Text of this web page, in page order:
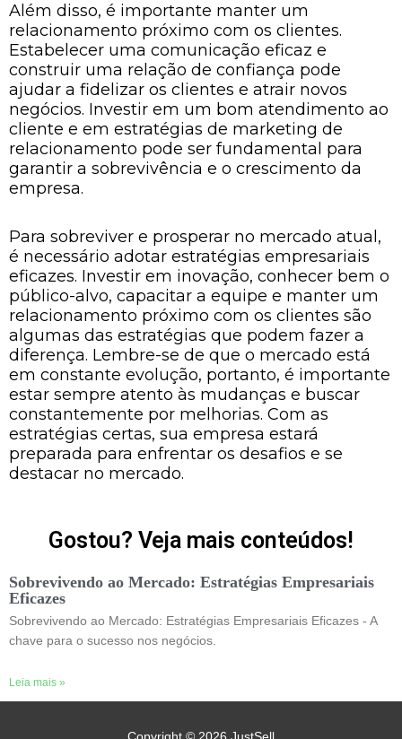
Além disso, é importante manter um
relacionamento próximo com os clientes.
Estabelecer uma comunicação eficaz e
construir uma relação de confiança pode
ajudar a fidelizar os clientes e atrair novos
negócios. Investir em um bom atendimento ao
cliente e em estratégias de marketing de
relacionamento pode ser fundamental para
garantir a sobrevivência e o crescimento da
empresa.
Para sobreviver e prosperar no mercado atual,
é necessário adotar estratégias empresariais
eficazes. Investir em inovação, conhecer bem o
público-alvo, capacitar a equipe e manter um
relacionamento próximo com os clientes são
algumas das estratégias que podem fazer a
diferença. Lembre-se de que o mercado está
em constante evolução, portanto, é importante
estar sempre atento às mudanças e buscar
constantemente por melhorias. Com as
estratégias certas, sua empresa estará
preparada para enfrentar os desafios e se
destacar no mercado.
Gostou? Veja mais conteúdos!
Sobrevivendo ao Mercado: Estratégias Empresariais
Eficazes
Sobrevivendo ao Mercado: Estratégias Empresariais Eficazes - A
chave para o sucesso nos negócios.
Leia mais »